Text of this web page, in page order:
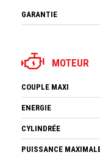
GARANTIE
MOTEUR
COUPLE MAXI
ENERGIE
CYLINDRÉE
PUISSANCE